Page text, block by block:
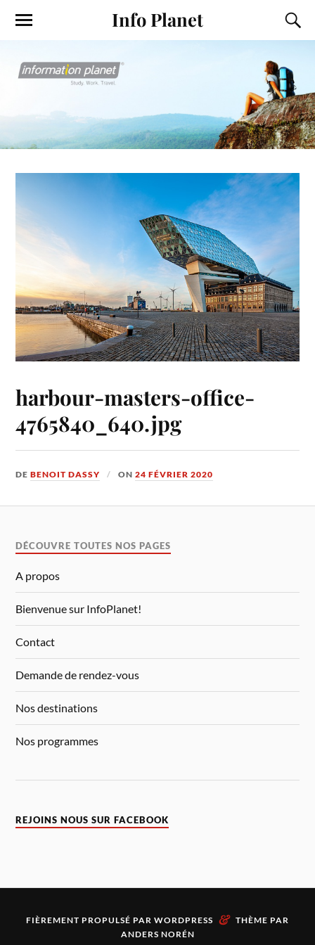
Info Planet
harbour-masters-office-
4765840_640.jpg
DEBENOIT DASSY ON24 FÉVRIER 2020
DÉCOUVRE TOUTES NOS PAGES
A propos
Bienvenue sur InfoPlanet!
Contact
Demande de rendez-vous
Nos destinations
Nos programmes
REJOINS NOUS SUR FACEBOOK
FIÈREMENT PROPULSÉ PAR WORDPRESS & THÈME PAR
ANDERS NORÉN